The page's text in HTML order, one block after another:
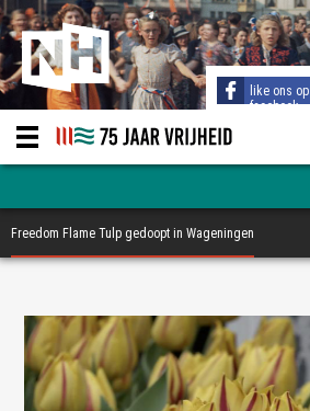
like ons op
facebook
Freedom Flame Tulp gedoopt in Wageningen